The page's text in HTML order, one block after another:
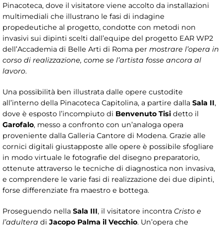
Pinacoteca, dove il visitatore viene accolto da installazioni
multimediali che illustrano le fasi di indagine
propedeutiche al progetto, condotte con metodi non
invasivi sui dipinti scelti dall’equipe del progetto EAR WP2
dell’Accademia di Belle Arti di Roma per mostrare l’opera in
corso di realizzazione, come se l’artista fosse ancora al
lavoro.
Una possibilità ben illustrata dalle opere custodite
all’interno della Pinacoteca Capitolina, a partire dalla Sala II,
dove è esposto l’incompiuto di Benvenuto Tisi detto il
Garofalo, messo a confronto con un’analoga opera
proveniente dalla Galleria Cantore di Modena. Grazie alle
cornici digitali giustapposte alle opere è possibile sfogliare
in modo virtuale le fotografie del disegno preparatorio,
ottenute attraverso le tecniche di diagnostica non invasiva,
e comprendere le varie fasi di realizzazione dei due dipinti,
forse differenziate fra maestro e bottega.
Proseguendo nella Sala III, il visitatore incontra Cristo e
l’adultera di Jacopo Palma il Vecchio. Un’opera che